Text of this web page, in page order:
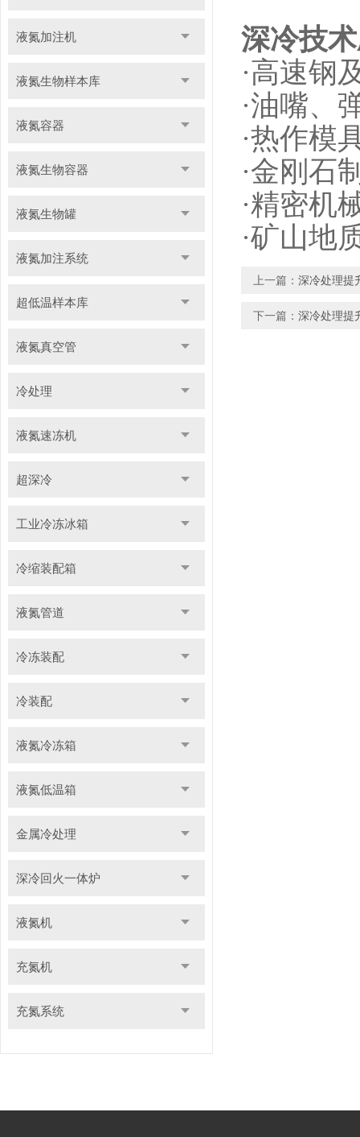
液氮加注机
液氮生物样本库
液氮容器
液氮生物容器
液氮生物罐
液氮加注系统
超低温样本库
液氮真空管
冷处理
液氮速冻机
超深冷
工业冷冻冰箱
冷缩装配箱
液氮管道
冷冻装配
冷装配
液氮冷冻箱
液氮低温箱
金属冷处理
深冷回火一体炉
液氮机
充氮机
充氮系统
深冷技
·高速钢
·油嘴、
·热作模
·金刚石
·精密机
·矿山地
上一篇： 深冷处理提
下一篇： 深冷处理提